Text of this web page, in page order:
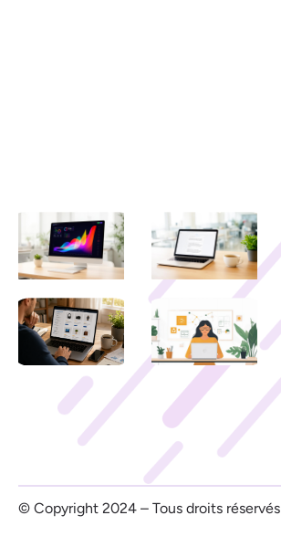
© Copyright 2024 – Tous droits réservés